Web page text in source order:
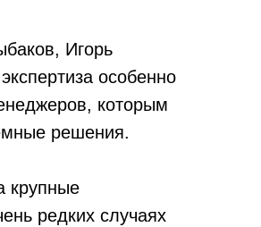
Игорь
особенно
которым
решения.
крупные
редких случаях